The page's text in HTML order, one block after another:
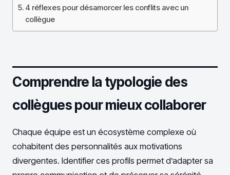
4 réflexes pour désamorcer les conflits avec un
collègue
Comprendre la typologie des
collègues pour mieux collaborer
Chaque équipe est un écosystème complexe où
cohabitent des personnalités aux motivations
divergentes. Identifier ces profils permet d’adapter sa